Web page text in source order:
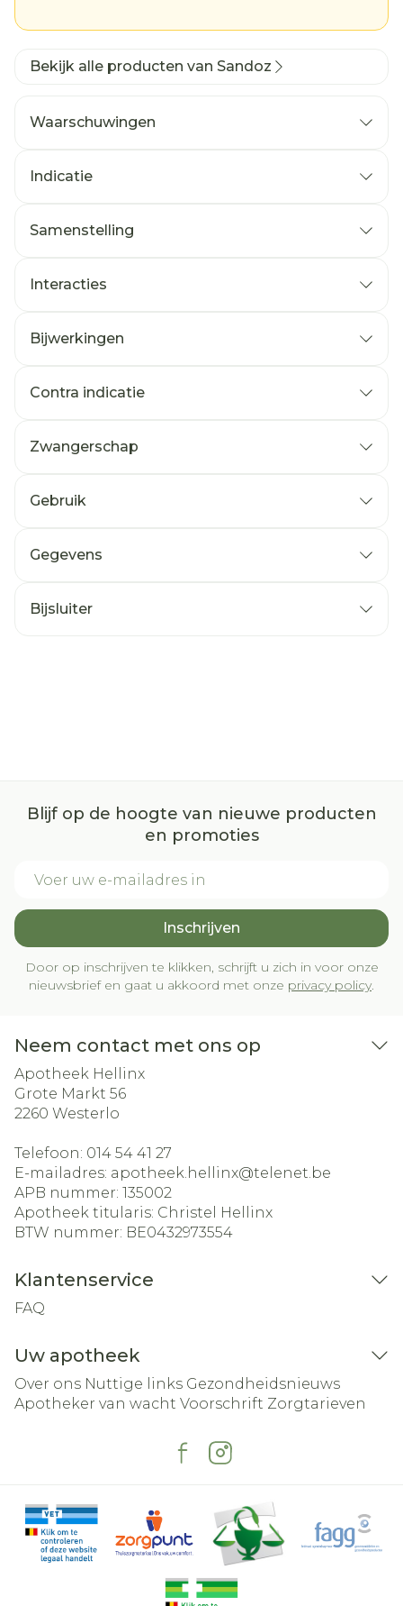
Bekijk alle producten van Sandoz
Waarschuwingen
Indicatie
Samenstelling
Interacties
Bijwerkingen
Contra indicatie
Zwangerschap
Gebruik
Gegevens
Bijsluiter
Blijf op de hoogte van nieuwe producten
en promoties
Inschrijven
Door op inschrijven te klikken, schrijft u zich in voor onze
nieuwsbrief en gaat u akkoord met onze privacy policy.
Neem contact met ons op
Apotheek Hellinx
Grote Markt 56
2260 Westerlo
Telefoon: 014 54 41 27
E-mailadres: apotheek.hellinx@telenet.be
APB nummer: 135002
Apotheek titularis: Christel Hellinx
BTW nummer: BE0432973554
Klantenservice
FAQ
Uw apotheek
Over ons Nuttige links Gezondheidsnieuws
Apotheker van wacht Voorschrift Zorgtarieven